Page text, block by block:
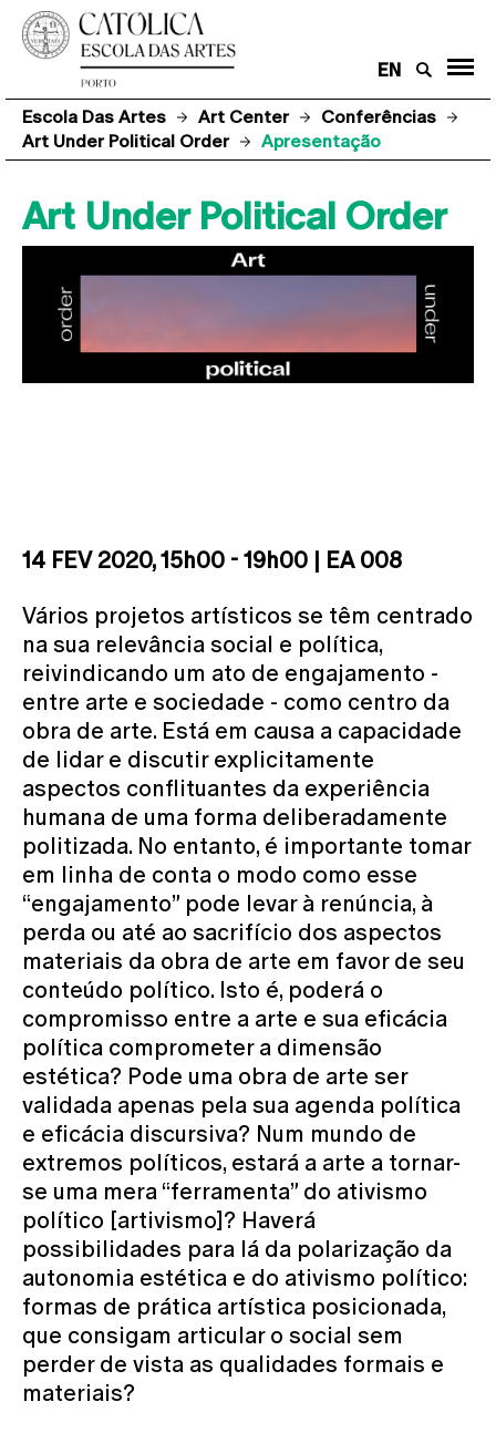
EN
Escola Das Artes Art Center
Conferências
Art Under Political Order
Apresentação
Art Under Political Order
14 FEV 2020, 15h00 - 19h00 | EA 008
Vários projetos artísticos se têm centrado
na sua relevância social e política,
reivindicando um ato de engajamento -
entre arte e sociedade - como centro da
obra de arte. Está em causa a capacidade
de lidar e discutir explicitamente
aspectos conflituantes da experiência
humana de uma forma deliberadamente
politizada. No entanto, é importante tomar
em linha de conta o modo como esse
“engajamento” pode levar à renúncia, à
perda ou até ao sacrifício dos aspectos
materiais da obra de arte em favor de seu
conteúdo político. Isto é, poderá o
compromisso entre a arte e sua eficácia
política comprometer a dimensão
estética? Pode uma obra de arte ser
validada apenas pela sua agenda política
e eficácia discursiva? Num mundo de
extremos políticos, estará a arte a tornar-
se uma mera “ferramenta” do ativismo
político [artivismo]? Haverá
possibilidades para lá da polarização da
autonomia estética e do ativismo político:
formas de prática artística posicionada,
que consigam articular o social sem
perder de vista as qualidades formais e
materiais?